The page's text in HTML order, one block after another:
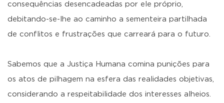
consequências desencadeadas por ele próprio,
debitando-se-lhe ao caminho a sementeira partilhada
de conflitos e frustrações que carreará para o futuro.
Sabemos que a Justiça Humana comina punições para
os atos de pilhagem na esfera das realidades objetivas,
considerando a respeitabilidade dos interesses alheios.